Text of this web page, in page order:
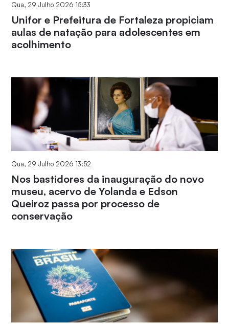
Qua, 29 Julho 2026 15:33
Unifor e Prefeitura de Fortaleza propiciam
aulas de natação para adolescentes em
acolhimento
Qua, 29 Julho 2026 13:52
Nos bastidores da inauguração do novo
museu, acervo de Yolanda e Edson
Queiroz passa por processo de
conservação